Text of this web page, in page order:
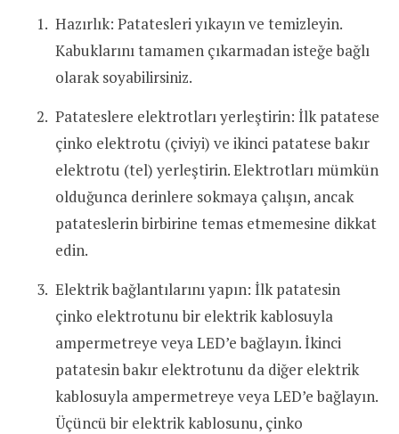
Hazırlık: Patatesleri yıkayın ve temizleyin.
Kabuklarını tamamen çıkarmadan isteğe bağlı
olarak soyabilirsiniz.
Patateslere elektrotları yerleştirin: İlk patatese
çinko elektrotu (çiviyi) ve ikinci patatese bakır
elektrotu (tel) yerleştirin. Elektrotları mümkün
olduğunca derinlere sokmaya çalışın, ancak
patateslerin birbirine temas etmemesine dikkat
edin.
Elektrik bağlantılarını yapın: İlk patatesin
çinko elektrotunu bir elektrik kablosuyla
ampermetreye veya LED’e bağlayın. İkinci
patatesin bakır elektrotunu da diğer elektrik
kablosuyla ampermetreye veya LED’e bağlayın.
Üçüncü bir elektrik kablosunu, çinko